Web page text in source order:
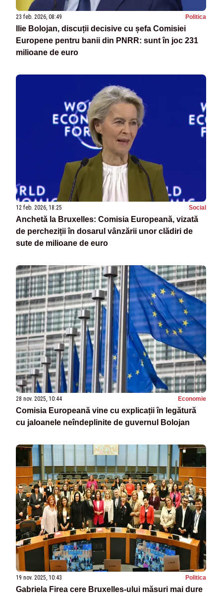
23 feb. 2026, 08:49 Politica
Ilie Bolojan, discuții decisive cu șefa Comisiei
Europene pentru banii din PNRR: sunt în joc 231
milioane de euro
12 feb. 2026, 18:25 Social
Anchetă la Bruxelles: Comisia Europeană, vizată
de percheziții în dosarul vânzării unor clădiri de
sute de milioane de euro
28 nov. 2025, 10:44 Economie
Comisia Europeană vine cu explicații în legătură
cu jaloanele neîndeplinite de guvernul Bolojan
19 nov. 2025, 10:43 Politica
Gabriela Firea cere Bruxelles-ului măsuri mai dure